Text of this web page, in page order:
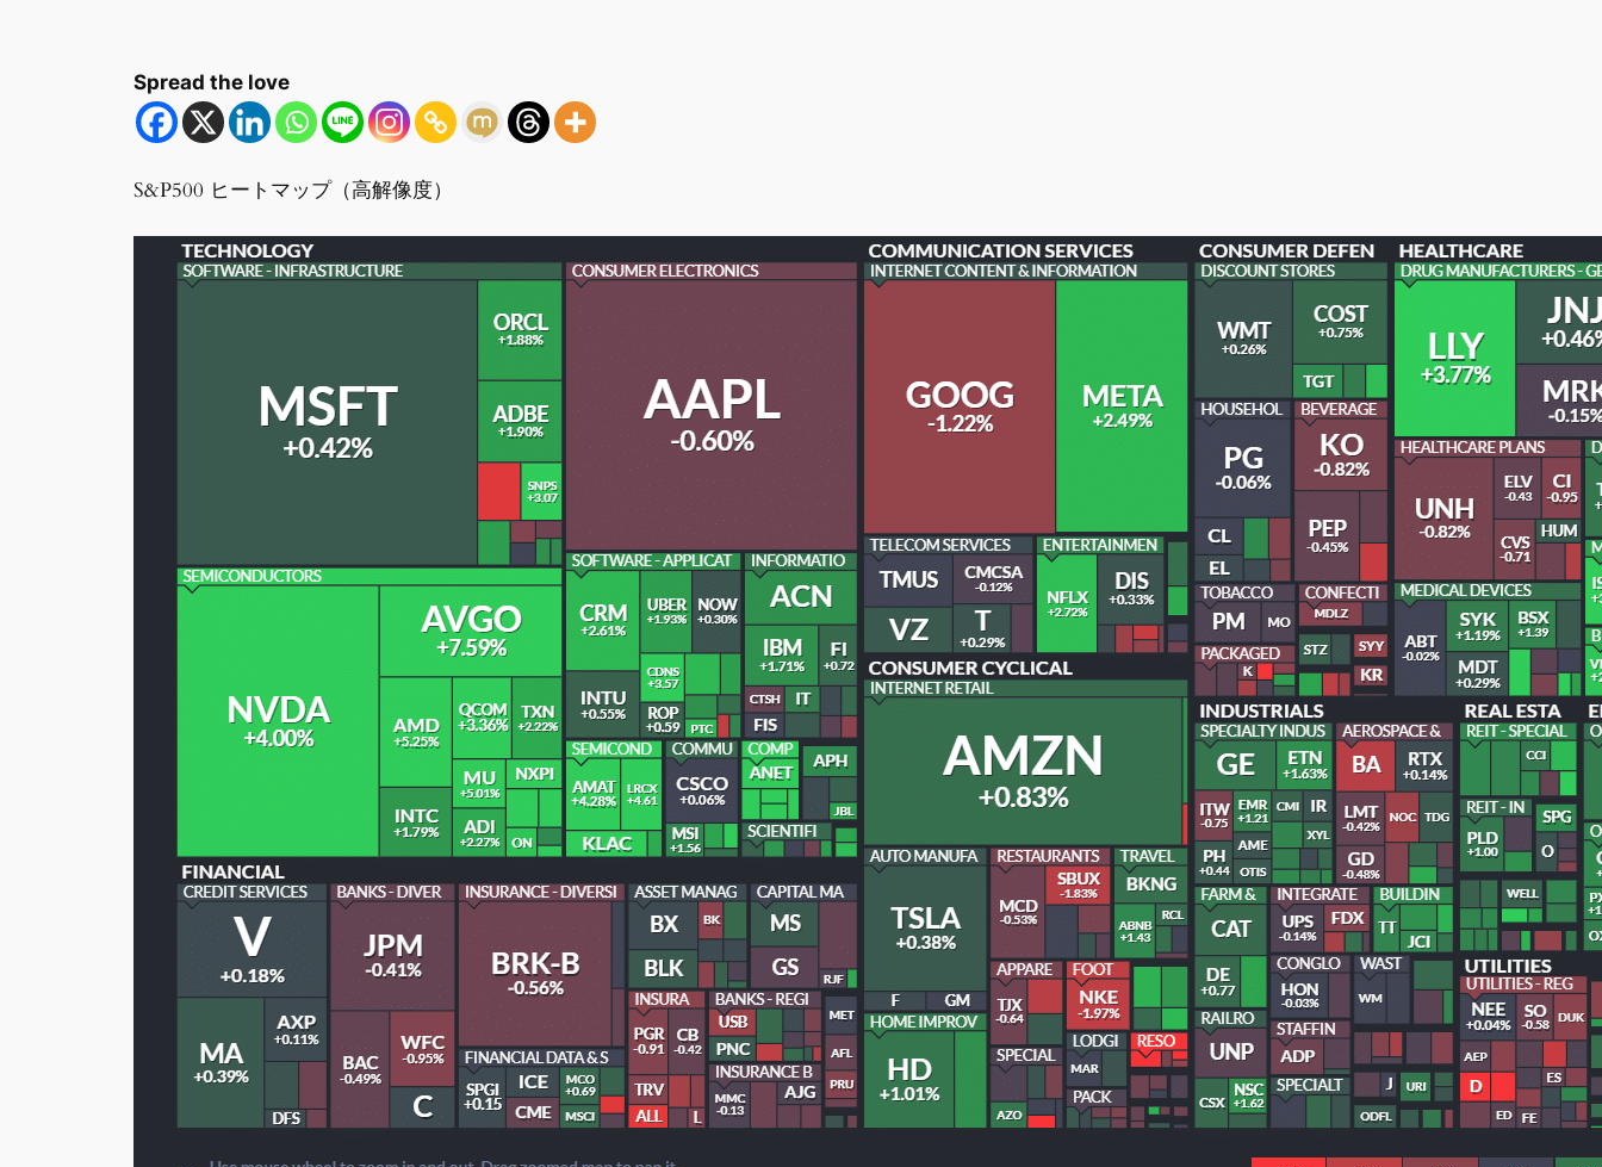
Spread the love
S&P500 ヒートマップ（高解像度）